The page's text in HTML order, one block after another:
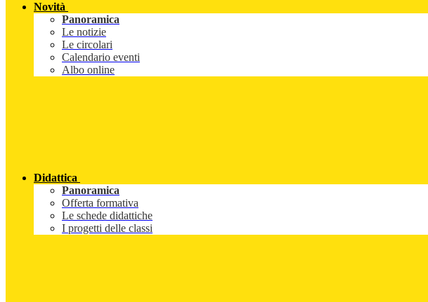
Novità
Panoramica
Le notizie
Le circolari
Calendario eventi
Albo online
Didattica
Panoramica
Offerta formativa
Le schede didattiche
I progetti delle classi